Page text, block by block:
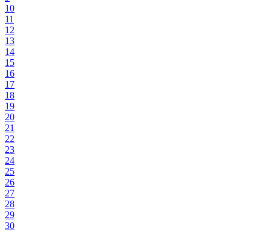
10
11
12
13
14
15
16
17
18
19
20
21
22
23
24
25
26
27
28
29
30